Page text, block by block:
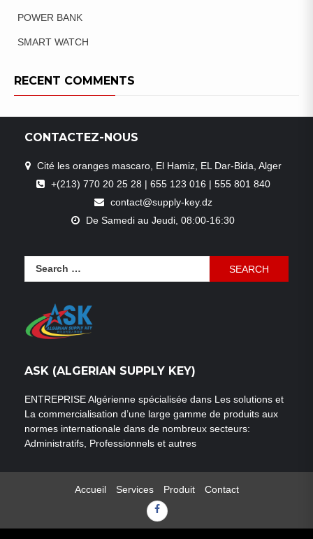
POWER BANK
SMART WATCH
RECENT COMMENTS
CONTACTEZ-NOUS
Cité les oranges mascaro, El Hamiz, EL Dar-Bida, Alger
+(213) 770 20 25 28 | 655 123 016 | 555 801 840
contact@supply-key.dz
De Samedi au Jeudi, 08:00-16:30
ASK (ALGERIAN SUPPLY KEY)
ENTREPRISE Algérienne spécialisée dans Les solutions et
La commercialisation d’une large gamme de produits aux
normes internationale dans de nombreux secteurs:
Administratifs, Professionnels et autres
Accueil Services Produit Contact
Facebook